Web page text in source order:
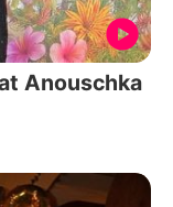
Anouschka